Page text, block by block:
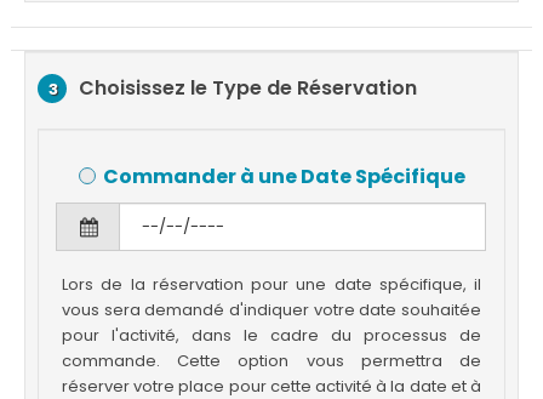
3 Choisissez le Type de Réservation
Commander à une Date Spécifique
Lors de la réservation pour une date spécifique, il
vous sera demandé d'indiquer votre date souhaitée
pour l'activité, dans le cadre du processus de
commande. Cette option vous permettra de
réserver votre place pour cette activité à la date et à